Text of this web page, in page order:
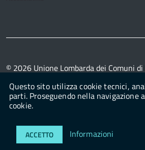
© 2026 Unione Lombarda dei Comuni
Questo sito utilizza cookie tecnici,
parti. Proseguendo nella navigazione
cookie.
ACCETTO Informazioni